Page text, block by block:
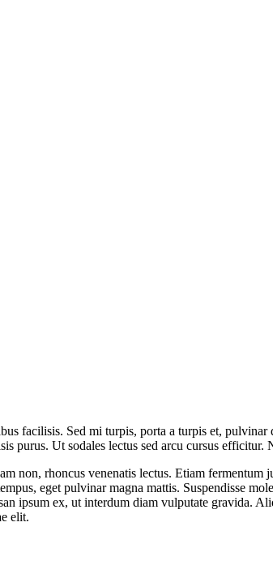
facilisis. Sed mi turpis, porta a turpis et,
purus. Ut sodales lectus sed arcu cursus
non, rhoncus venenatis lectus. Etiam
eget pulvinar magna mattis. Suspendisse
ipsum ex, ut interdum diam vulputate gravida.
elit.